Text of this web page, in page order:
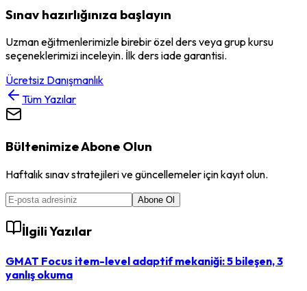
Sınav hazırlığınıza başlayın
Uzman eğitmenlerimizle birebir özel ders veya grup kursu
seçeneklerimizi inceleyin. İlk ders iade garantisi.
Ücretsiz Danışmanlık
Tüm Yazılar
Bültenimize Abone Olun
Haftalık sınav stratejileri ve güncellemeler için kayıt olun.
Abone Ol
İlgili Yazılar
GMAT Focus item-level adaptif mekaniği: 5 bileşen, 3
yanlış okuma